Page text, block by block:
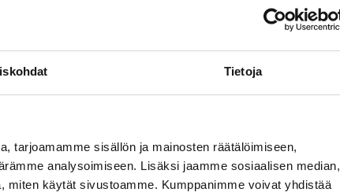
Tietoja
tarjoamamme sisällön ja mainosten räätälöimiseen,
analysoimiseen. Lisäksi jaamme sosiaalisen median,
miten käytät sivustoamme. Kumppanimme voivat yhdistää